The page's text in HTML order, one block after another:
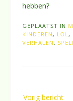
hebben?
GEPLAATST IN
KINDEREN , LOL ,
VERHALEN ,
Vorig bericht